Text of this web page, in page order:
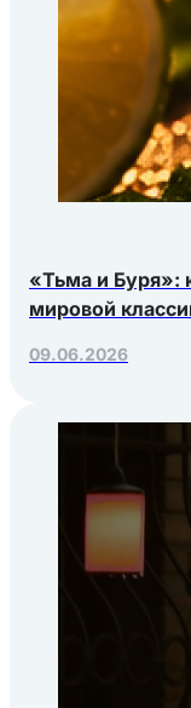
«Тьма и Буря»:
мировой
09.06.2026